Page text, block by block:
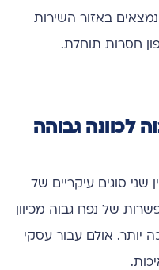
באזור השירות
חסרות תוחלת.
לכוונה גבוהה
סוגים עיקריים של
של נפח גבוה מכיוון
יותר. אולם עבור עסקי